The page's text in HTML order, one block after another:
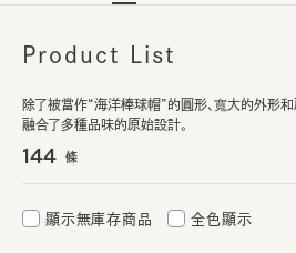
Product List
除了被當作“海洋棒球帽”的圓形、寬大的外形
融合了多種品味的原始設計。
144 條
顯示無庫存商品 全色顯示